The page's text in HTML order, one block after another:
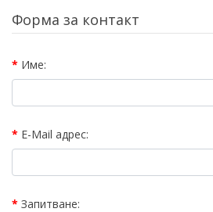
Форма за контакт
Име:
E-Mail адрес:
Запитване: